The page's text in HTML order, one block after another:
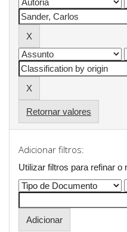
Retornar valores
Adicionar filtros:
Utilizar filtros para refinar o